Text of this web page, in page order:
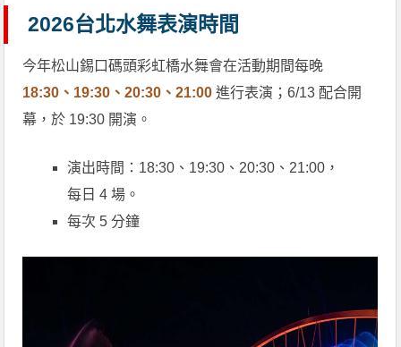
2026台北水舞表演時間
今年松山錫口碼頭彩虹橋水舞會在活動期間每晚
18:30、19:30、20:30、21:00 進行表演；6/13 配合開
幕，於 19:30 開演。
演出時間：18:30、19:30、20:30、21:00，
每日 4 場。
每次 5 分鐘